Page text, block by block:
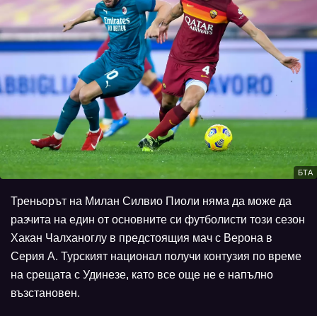
БТА
Треньорът на Милан Силвио Пиоли няма да може да
разчита на един от основните си футболисти този сезон
Хакан Чалханоглу в предстоящия мач с Верона в
Серия А. Турският национал получи контузия по време
на срещата с Удинезе, като все още не е напълно
възстановен.